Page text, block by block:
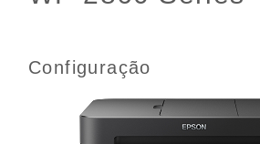
Configuração